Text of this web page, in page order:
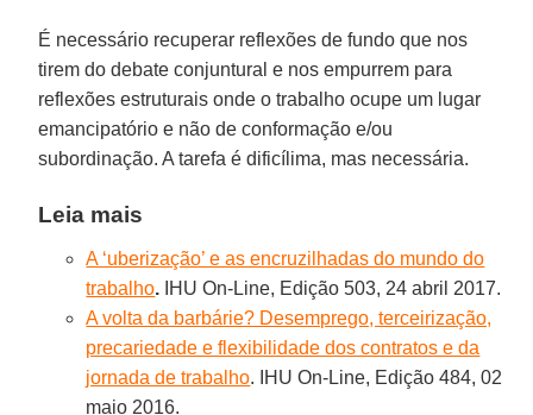
É necessário recuperar reflexões de fundo que nos
tirem do debate conjuntural e nos empurrem para
reflexões estruturais onde o trabalho ocupe um lugar
emancipatório e não de conformação e/ou
subordinação. A tarefa é dificílima, mas necessária.
Leia mais
A ‘uberização’ e as encruzilhadas do mundo do
trabalho. IHU On-Line, Edição 503, 24 abril 2017.
A volta da barbárie? Desemprego, terceirização,
precariedade e flexibilidade dos contratos e da
jornada de trabalho. IHU On-Line, Edição 484, 02
maio 2016.